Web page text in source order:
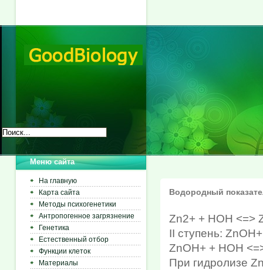
Меню сайта
На главную
Карта сайта
Методы психогенетики
Антропогенное загрязнение
Генетика
Естественный отбор
Функции клеток
Материалы
Водородный
Zn2+ + HOH <=>
II ступень:
ZnOH+ + HOH
При гидролизе